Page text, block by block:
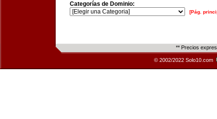
Categorías de Dominio:
[Pág.
** Precios
© 2002/2022 Solo10.com